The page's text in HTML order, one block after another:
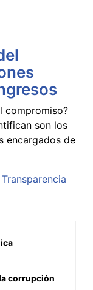
compromiso?
son los
encargados de
Transparencia
corrupción